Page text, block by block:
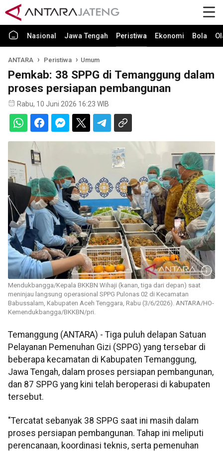
Nasional Jawa Tengah Peristiwa Ekonomi Bola
ANTARA Peristiwa Umum
Pemkab: 38 SPPG di Temanggung dalam
proses persiapan pembangunan
Rabu, 10 Juni 2026 16:23 WIB
Mendukbangga/Kepala BKKBN Wihaji (kanan, tiga dari depan) saat
meninjau langsung operasional SPPG Pulonas 02 di Kecamatan
Babussalam, Kabupaten Aceh Tenggara, Rabu (3/6/2026). ANTARA/HO-
Kemendukbangga/BKKBN/pri.
Temanggung (ANTARA) - Tiga puluh delapan Satuan
Pelayanan Pemenuhan Gizi (SPPG) yang tersebar di
beberapa kecamatan di Kabupaten Temanggung,
Jawa Tengah, dalam proses persiapan pembangunan,
dan 87 SPPG yang kini telah beroperasi di kabupaten
tersebut.
"Tercatat sebanyak 38 SPPG saat ini masih dalam
proses persiapan pembangunan. Tahap ini meliputi
perencanaan, koordinasi teknis, serta pemenuhan